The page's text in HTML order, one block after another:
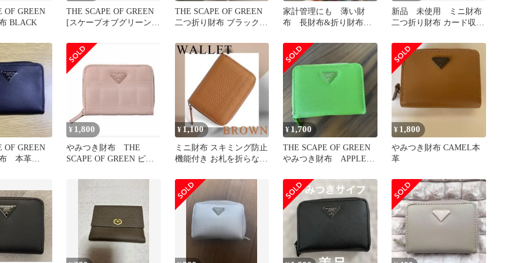
OF GREEN
BLACK
THE SCAPE OF GREEN
[スケープオブグリーン]
THE SCAPE OF GREEN
二つ折り財布 ブラック
家計管理にも 薄い財
布 長財布&折り財布セ
新品 未使用 ミニ財布
二つ折り財布 カード収納
配
OF GREEN
布 本革
¥ 1,800
やみつき財布 THE
SCAPE OF GREEN ピン
¥ 1,100
ミニ財布 スキミング防止
機能付き お札を折らなく
¥1,700
THE SCAPE OF GREEN
やみつき財布 APPLE
¥ 1,800
やみつき財布 CAMEL本
革